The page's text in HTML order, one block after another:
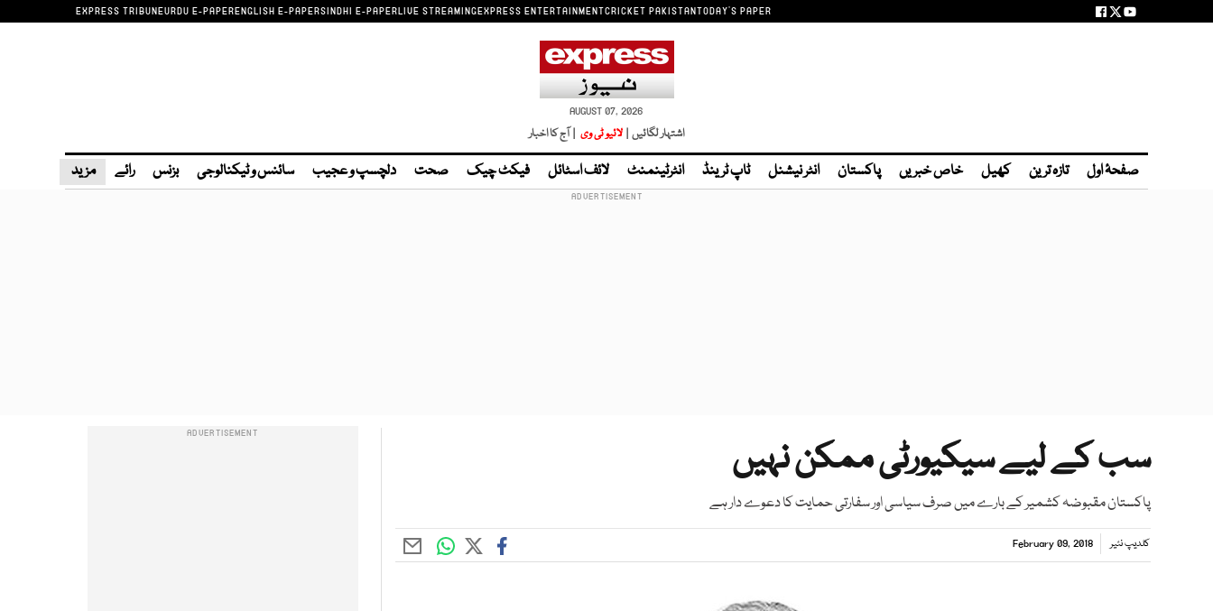
EXPRESS TRIBUNEURDU E-PAPERENGLISH E-PAPERSINDHI E-PAPERLIVE STREAMINGEXPRESS ENTERTAINMENTCRICKET PAKISTANTODAY'S PAPER
AUGUST 07, 2026
اشتہار لگائیں | لائیو ٹی وی | آج کا اخبار
صفحۂ اول تازہ ترین کھیل خاص خبریں پاکستان انٹر نیشنل ٹاپ ٹرینڈ انٹرٹینمنٹ لائف اسٹائل فیکٹ چیک صحت دلچسپ و عجیب سائنس و ٹیکنالوجی بزنس رائے مزید
سب کے لیے سیکیورٹی ممکن نہیں
پاکستان مقبوضہ کشمیر کے بارے میں صرف سیاسی اور سفارتی حمایت کا دعوے دار ہے
کلدیپ نئیر February 09, 2018